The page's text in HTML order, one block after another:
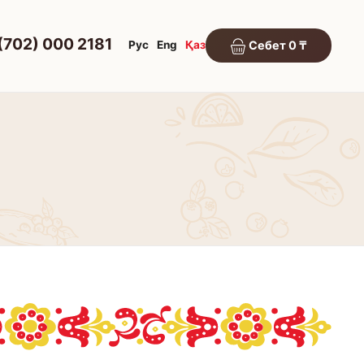
000 2181 Рус Eng Қаз Себет 0 ₸